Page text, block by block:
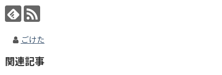
ごけた
関連記事